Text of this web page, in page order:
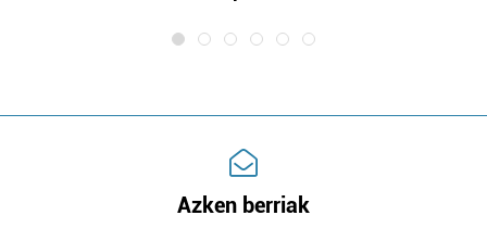
Azken berriak